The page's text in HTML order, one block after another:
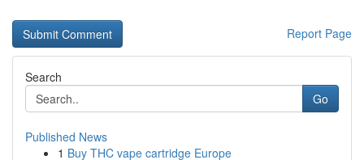
Report Page
Search
Go
Published News
1 Buy THC vape cartridge Europe